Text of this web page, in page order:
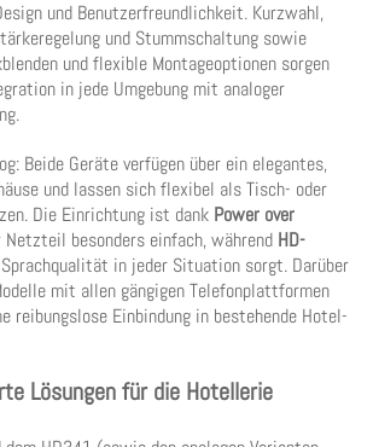
und Benutzerfreundlichkeit. Kurzwahl,
und Stummschaltung sowie
und flexible Montageoptionen sorgen
in jede Umgebung mit analoger
Beide Geräte verfügen über ein elegantes,
und lassen sich flexibel als Tisch- oder
Die Einrichtung ist dank Power over
Netzteil besonders einfach, während HD-
in jeder Situation sorgt. Darüber
mit allen gängigen Telefonplattformen
reibungslose Einbindung in bestehende Hotel-
Lösungen für die Hotellerie